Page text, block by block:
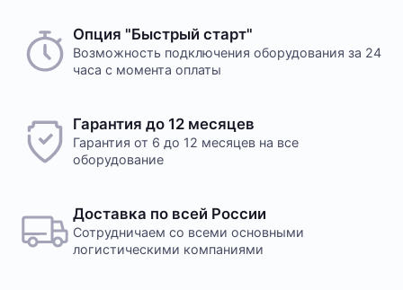
Опция "Быстрый старт"
Возможность подключения оборудования за 24
часа с момента оплаты
Гарантия до 12 месяцев
Гарантия от 6 до 12 месяцев на все
оборудование
Доставка по всей России
Сотрудничаем со всеми основными
логистическими компаниями